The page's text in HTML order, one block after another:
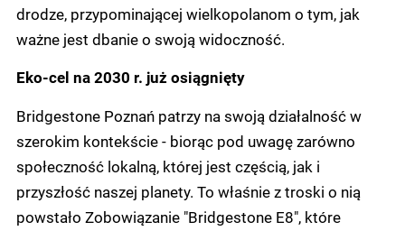
drodze, przypominającej wielkopolanom o tym, jak
ważne jest dbanie o swoją widoczność.
Eko-cel na 2030 r. już osiągnięty
Bridgestone Poznań patrzy na swoją działalność w
szerokim kontekście - biorąc pod uwagę zarówno
społeczność lokalną, której jest częścią, jak i
przyszłość naszej planety. To właśnie z troski o nią
powstało Zobowiązanie "Bridgestone E8", które